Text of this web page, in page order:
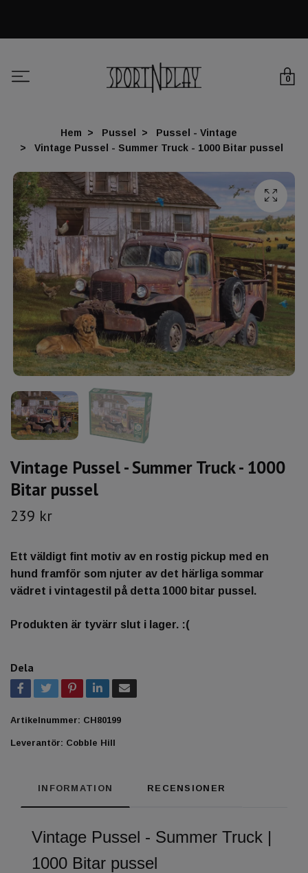
0
Hem Pussel
Pussel - Vintage
Vintage Pussel - Summer Truck - 1000 Bitar pussel
Vintage Pussel - Summer Truck - 1000
Bitar pussel
239 kr
Ett väldigt fint motiv av en rostig pickup med en
hund framför som njuter av det härliga sommar
vädret i vintagestil på detta 1000 bitar pussel.
Produkten är tyvärr slut i lager. :(
Dela
Artikelnummer: CH80199
Leverantör: Cobble Hill
INFORMATION RECENSIONER
Vintage Pussel - Summer Truck |
1000 Bitar pussel